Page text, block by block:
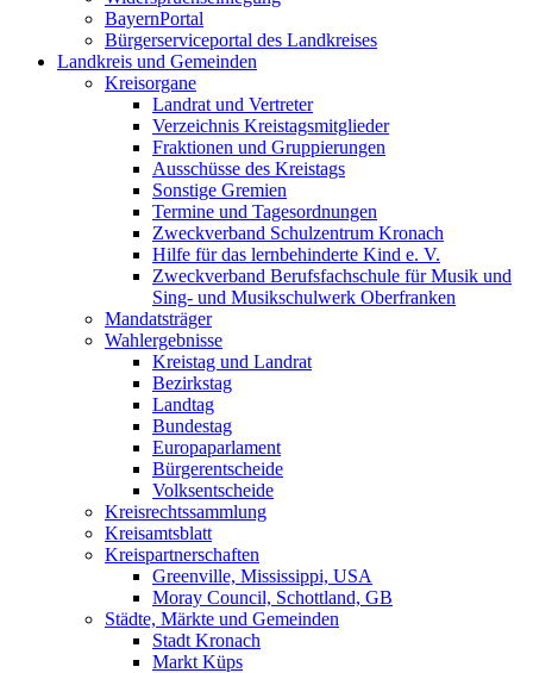
BayernPortal
Bürgerserviceportal des Landkreises
Landkreis und Gemeinden
Kreisorgane
Landrat und Vertreter
Verzeichnis Kreistagsmitglieder
Fraktionen und Gruppierungen
Ausschüsse des Kreistags
Sonstige Gremien
Termine und Tagesordnungen
Zweckverband Schulzentrum Kronach
Hilfe für das lernbehinderte Kind e. V.
Zweckverband Berufsfachschule für Musik und
Sing- und Musikschulwerk Oberfranken
Mandatsträger
Wahlergebnisse
Kreistag und Landrat
Bezirkstag
Landtag
Bundestag
Europaparlament
Bürgerentscheide
Volksentscheide
Kreisrechtssammlung
Kreisamtsblatt
Kreispartnerschaften
Greenville, Mississippi, USA
Moray Council, Schottland, GB
Städte, Märkte und Gemeinden
Stadt Kronach
Markt Küps